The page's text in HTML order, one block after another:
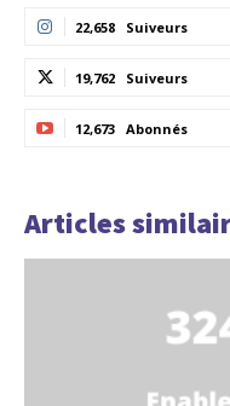
22,658 Suiveurs
19,762 Suiveurs
12,673 Abonnés
Articles